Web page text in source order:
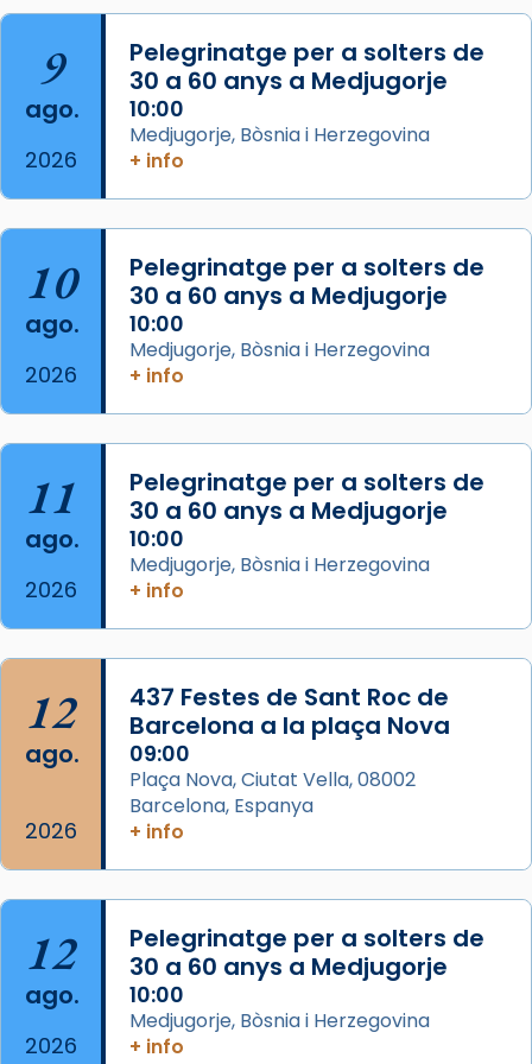
que les santes són filles de l’antiga Iluro.
Mataró en reivindicarà les relíq
...Ver más
Foto
View on Facebook
Jaume, fill de Zebedeu, és juntament amb el
seu germà Joan i Pere un dels que
acompanyava més de prop Jesús.
Segons el llibre dels Fets (12,2) fou el primer
apòstol màrtir, decapitat a Jerusalem per
Herodes Agripa (vers l'any 44).
Patró de Galícia, després de les invasions
musulmanes fou venerat com a patró dels
Regnes castellans i més tard de tota
Espanya.
View on Facebook · Share
9
ago.
2026
Pelegrinatge per a solters de
30 a 60 anys a Medjugorje
10:00
Medjugorje, Bòsnia i Herzegovina
+ info
10
ago.
2026
Pelegrinatge per a solters de
30 a 60 anys a Medjugorje
10:00
Medjugorje, Bòsnia i Herzegovina
+ info
11
ago.
2026
Pelegrinatge per a solters de
30 a 60 anys a Medjugorje
10:00
Medjugorje, Bòsnia i Herzegovina
+ info
12
ago.
2026
437 Festes de Sant Roc de
Barcelona a la plaça Nova
09:00
Plaça Nova, Ciutat Vella, 08002
Barcelona, Espanya
+ info
12
ago.
2026
Pelegrinatge per a solters de
30 a 60 anys a Medjugorje
10:00
Medjugorje, Bòsnia i Herzegovina
+ info